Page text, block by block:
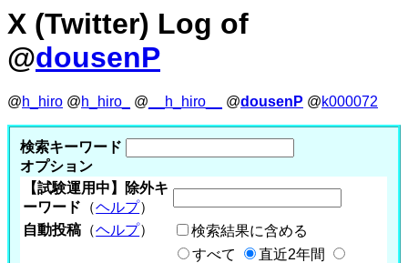
X (Twitter) Log of
@dousenP
@h_hiro @h_hiro_ @ __h_hiro__ @dousenP @k000072
検索キーワード
オプション
【試験運用中】除外キ
ーワード （ヘルプ）
自動投稿 （ヘルプ） 検索結果に含める
すべて
直近2年間